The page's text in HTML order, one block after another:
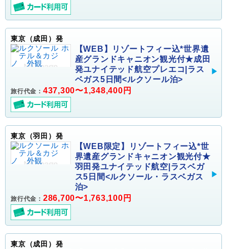
東京（成田）発
【WEB】リゾートフィー込*世界遺
産グランドキャニオン観光付★成田
発ユナイテッド航空プレエコ|ラス
ベガス5日間<ルクソール泊>
旅行代金： 437,300〜1,348,400円
東京（羽田）発
【WEB限定】リゾートフィー込*世
界遺産グランドキャニオン観光付★
羽田発ユナイテッド航空|ラスベガ
ス5日間<ルクソール・ラスベガス
泊>
旅行代金： 286,700〜1,763,100円
東京（成田）発